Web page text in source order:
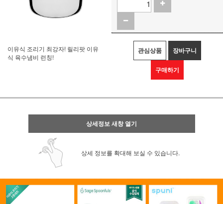
이유식 조리기 최강자! 릴리팟 이유
식 육수냄비 런칭!
관심상품 장바구니
구매하기
상세정보 새창 열기
상세 정보를 확대해 보실 수 있습니다.